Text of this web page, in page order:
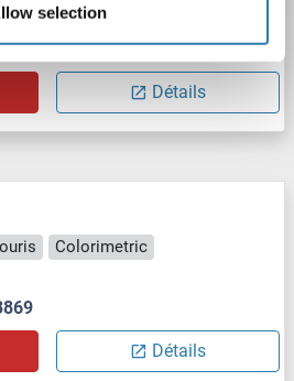
selection
Détails
Colorimetric
Détails